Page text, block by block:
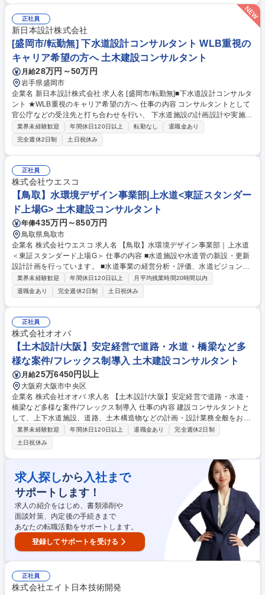
5h以下/東京
正社員
新日本設計株式会社
[盛岡市/転勤無] 下水道設計コンサルタント WLB重視の
キャリア希望の方へ 土木建設コンサルタント
月給28万円～50万円
岩手県盛岡市
企業名 新日本設計株式会社 求人名 [盛岡市/転勤無]■下水道設計コンサルタ
ント ★WLB重視のキャリア希望の方へ 仕事の内容 コンサルタントとして
官公庁などの受注先と打ち合わせを行い、 下水道施設の計画設計や実施設
計を担当していただきます。将来的には、都市インフラの上流工程である
計画設計等にも関わることが可能です。 [担当エリア]岩手9:青森秋田1の割
合 [業務詳細]主要取引先は岩手県内市町村。長いお付き合いの中で信頼関
係を築いています。施工管理・測量・調査点検等の業務は協力会社が行
い、基本的には事務所での設計業務に専念(CADやExcel、水道計算書作成
の専門ソフトを活用) [移動/出張]現場へは、社用車もしくは公共交通機関
を利用。出張は日帰 りメインで週平均1-2件。職住近接で担当案件は居住
地考慮。 募集職種 [盛岡市/転勤無]■下水道設計コンサルタント ★WLB重
視のキャリア希望の方へ
業界未経験歓迎 年間休日120日以上 転勤なし
退職金あり
完全週休2日制
土日祝休み
正社員
株式会社ウエスコ
【鳥取】水環境デザイン事業部|上水道<東証スタンダー
ド上場G> 土木建設コンサルタント
年俸435万円～850万円
鳥取県鳥取市
企業名 株式会社ウエスコ 求人名 【鳥取】水環境デザイン事業部｜上水道
＜東証スタンダード上場G＞ 仕事の内容 ■水道施設や水道管の新設・更新
設計計画を行っています。 ■水道事業の経営分析・評価、水道ビジョンの
策定などを行っています。 ■将来予測される大規模地震に備えて、耐震診
断・補強を行い、地震に強 い水道施設の構築を立案しています。 ※AIやG
IS（地理情報システム）などの技術を活用したシステムが導入されていま
す。 募集職種 【鳥取】水環境デザイン事業部｜上水道＜東証スタンダー
ド上場G＞
業界未経験歓迎 年間休日120日以上
月平均残業時間20時間以内
退職金あり
完全週休2日制 土日祝休み
正社員
株式会社オオバ
【土木設計/大阪】安定経営で道路・水道・橋梁など多
様な案件/フレックス制導入 土木建設コンサルタント
月給25万6450円以上
大阪府大阪市中央区
企業名 株式会社オオバ 求人名 【土木設計/大阪】安定経営で道路・水道・
橋梁など多様な案件/フレックス制導入 仕事の内容 建設コンサルタントと
して、上下水道施設、道路、土木構造物などの計画・設計業務全般をお任
せします。これまでのご経験を活かし、大規模な公共インフラプロジェク
トの主担当としてご活躍いただけます。 具体的には土木設計に関わる業務
全般をお任せします。 ・上下水道施設等の計画・設計業務全般 ・道路計
画設計業務全般 ・土木構造物の計画・設計業務全般 ※100年超の歴史で培
った高度なノウハウと充実した社内リソースがあり、技術者としてさらに
視座を高められる環境です。 募集職種 【土木設計/大阪】安定経営で道
路・水道・橋梁など多様な案件/フレックス制導入
業界未経験歓迎 年間休日120日以上 退職金あり
完全週休2日制
土日祝休み
求人探しから 入社まで
サポートします！
求人の紹介をはじめ、書類添削や
面談対策、内定後の手続きまで
あなたの転職活動をサポートします。
登録してサポートを受ける
正社員
株式会社エイト日本技術開発